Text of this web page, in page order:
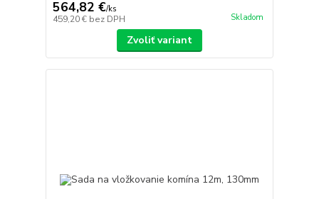
564,82 €/ks
459,20 € bez DPH Skladom
Zvoliť variant